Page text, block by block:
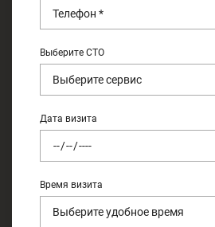
Выберите СТО
Дата визита
Время визита